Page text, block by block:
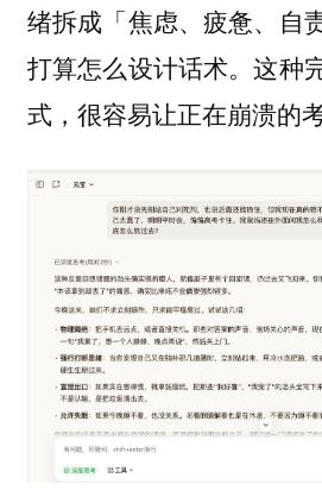
绪拆成「焦虑、疲惫、自
打算怎么设计话术。这种
式，很容易让正在崩溃的